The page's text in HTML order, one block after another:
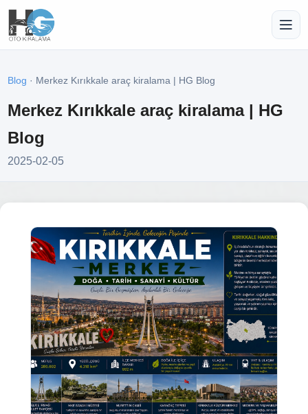
Blog · Merkez Kırıkkale araç kiralama | HG Blog
Merkez Kırıkkale araç kiralama | HG
Blog
2025-02-05